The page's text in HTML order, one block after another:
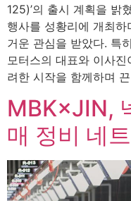
125)’의 출시 계획을 밝
행사를 성황리에 개최
거운 관심을 받았다. 특
모터스의 대표와 이사
려한 시작을 함께하며
MBK×JIN,
매 정비 네